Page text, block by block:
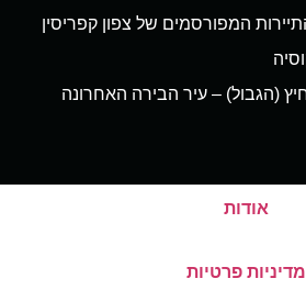
המפורסמים של צפון קפריסין
(הגבול) – עיר הבירה האחרונה
אודות
מדיניות פרטיות